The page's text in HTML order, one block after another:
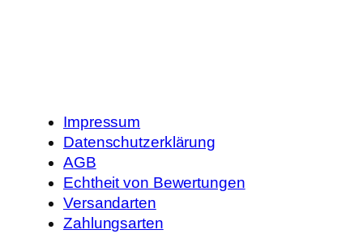
Impressum
Datenschutzerklärung
AGB
Echtheit von Bewertungen
Versandarten
Zahlungsarten